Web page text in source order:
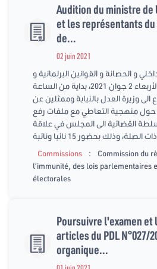
Audition du ministre
et les représentants
de...
02 juin 2021
و الحصانة و القوانين البرلمانية و
القوانين الانتخابية، يوم الأربعاء 2 جوان 2021، بداية من الساعة
الى وزيرة العدل بالنيابة وممثلين عن
حول منهجية التعاطي مع ملفات رفع
القضائية الى المجلس في علاقة
Commissions
:
Commission du
l’immunité, des lois parlementaires
électorales
Poursuivre l'examen
articles du PDL N°027/
organique...